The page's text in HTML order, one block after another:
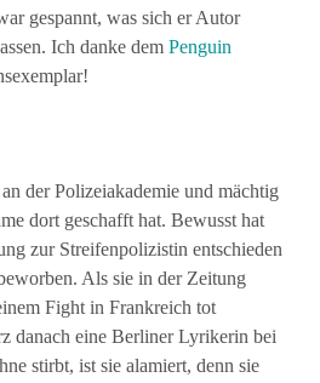
gespannt, was sich er Autor
Ich danke dem Penguin
der Polizeiakademie und mächtig
dort geschafft hat. Bewusst hat
zur Streifenpolizistin entschieden
Als sie in der Zeitung
Fight in Frankreich tot
danach eine Berliner Lyrikerin bei
stirbt, ist sie alamiert, denn sie